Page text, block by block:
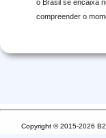
o Brasil se encaixa
compreender o
Copyright © 2015-2026